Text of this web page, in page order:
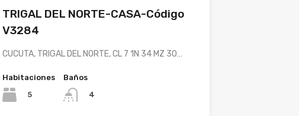
TRIGAL DEL NORTE-CASA-Código
V3284
CUCUTA, TRIGAL DEL NORTE, CL 7 1N 34 MZ 30…
Habitaciones
5
Baños
4